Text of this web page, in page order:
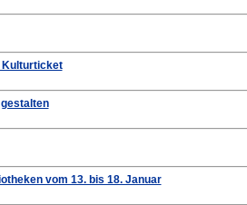
Kulturticket
vom 13. bis 18. Januar